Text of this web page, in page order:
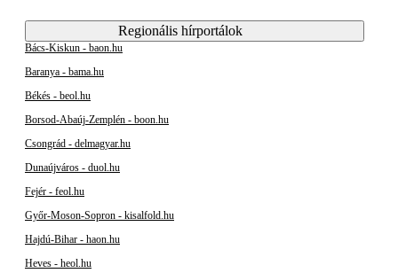
Regionális hírportálok
Bács-Kiskun - baon.hu
Baranya - bama.hu
Békés - beol.hu
Borsod-Abaúj-Zemplén - boon.hu
Csongrád - delmagyar.hu
Dunaújváros - duol.hu
Fejér - feol.hu
Győr-Moson-Sopron - kisalfold.hu
Hajdú-Bihar - haon.hu
Heves - heol.hu